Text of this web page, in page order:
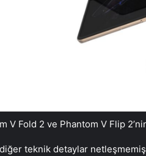
V Fold 2 ve Phantom V Flip
teknik detaylar